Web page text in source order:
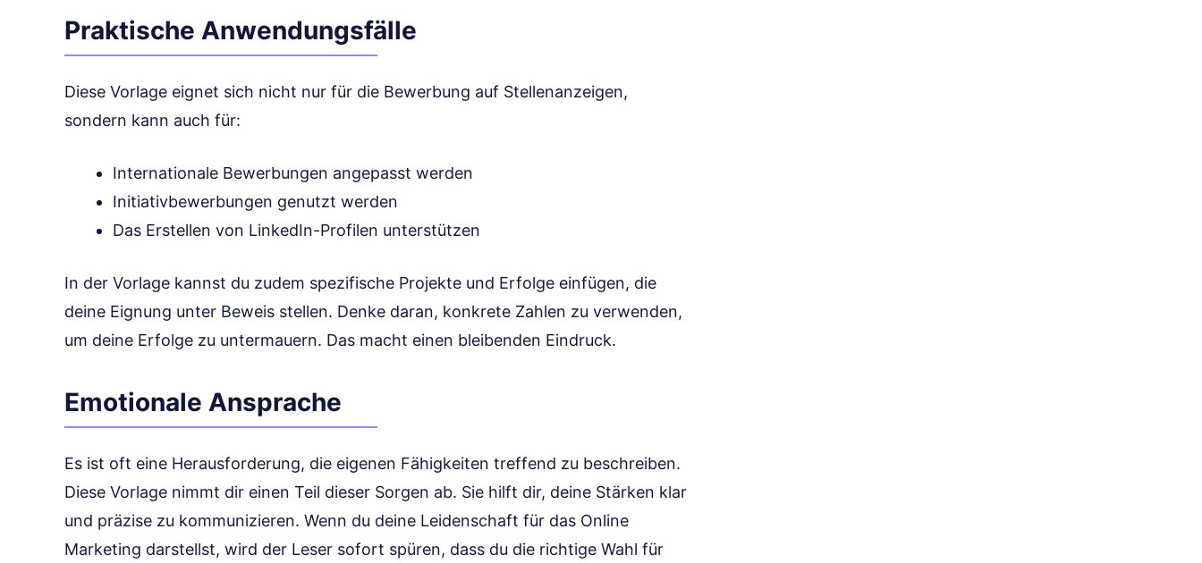
Praktische Anwendungsfälle
Diese Vorlage eignet sich nicht nur für die Bewerbung auf Stellenanzeigen,
sondern kann auch für:
Internationale Bewerbungen angepasst werden
Initiativbewerbungen genutzt werden
Das Erstellen von LinkedIn-Profilen unterstützen
In der Vorlage kannst du zudem spezifische Projekte und Erfolge einfügen, die
deine Eignung unter Beweis stellen. Denke daran, konkrete Zahlen zu verwenden,
um deine Erfolge zu untermauern. Das macht einen bleibenden Eindruck.
Emotionale Ansprache
Es ist oft eine Herausforderung, die eigenen Fähigkeiten treffend zu beschreiben.
Diese Vorlage nimmt dir einen Teil dieser Sorgen ab. Sie hilft dir, deine Stärken klar
und präzise zu kommunizieren. Wenn du deine Leidenschaft für das Online
Marketing darstellst, wird der Leser sofort spüren, dass du die richtige Wahl für